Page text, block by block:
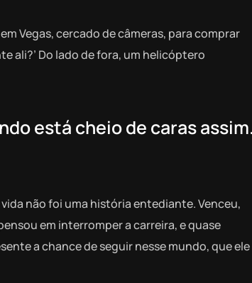
Vegas, cercado de câmeras, para comprar
ali?’ Do lado de fora, um helicóptero
está cheio de caras assim.
não foi uma história entediante. Venceu,
em interromper a carreira, e quase
a chance de seguir nesse mundo, que ele